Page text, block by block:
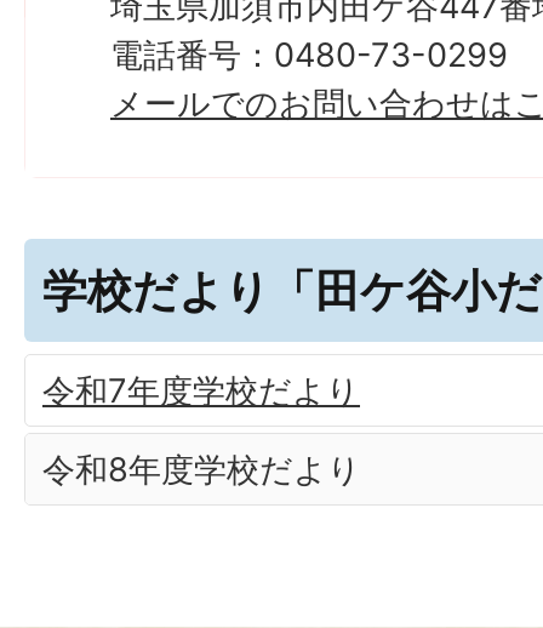
電話番号：0480-73-0299
メールでのお問い合わせは
学校だより「田ケ谷小
令和7年度学校だより
令和8年度学校だより